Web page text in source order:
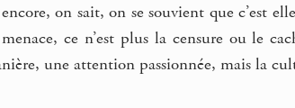
on sait, on se souvient que c’est
ce n’est plus la censure ou le
une attention passionnée, mais la